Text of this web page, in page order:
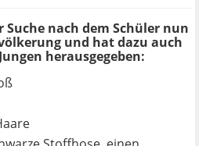
nach dem Schüler nun
und hat dazu auch
herausgegeben: